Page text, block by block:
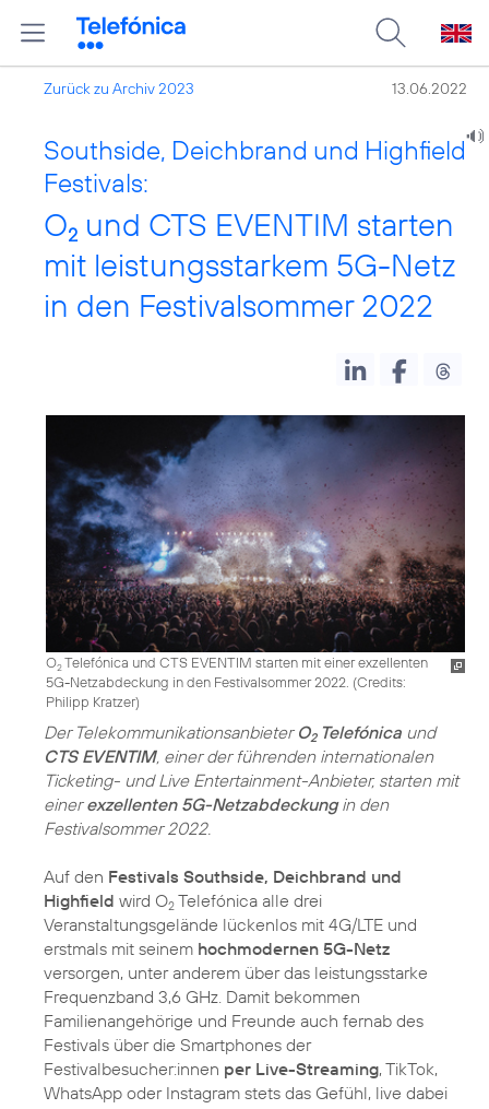
Zurück zu Archiv 2023 13.06.2022
Southside, Deichbrand und Highfield
Festivals:
O2 und CTS EVENTIM starten
mit leistungsstarkem 5G-Netz
in den Festivalsommer 2022
O2Telefónica und CTS EVENTIM starten mit einer exzellenten
5G-Netzabdeckung in den Festivalsommer 2022. (Credits:
Philipp Kratzer)
Der Telekommunikationsanbieter O2Telefónica und
CTS EVENTIM, einer der führenden internationalen
Ticketing- und Live Entertainment-Anbieter, starten mit
einerexzellenten 5G-Netzabdeckungin den
Festivalsommer 2022.
Auf den Festivals Southside, Deichbrand und
Highfield wird O2 Telefónica alle drei
Veranstaltungsgelände lückenlos mit 4G/LTE und
erstmals mit seinem hochmodernen 5G-Netz
versorgen, unter anderem über das leistungsstarke
Frequenzband 3,6 GHz. Damit bekommen
Familienangehörige und Freunde auch fernab des
Festivals über die Smartphones der
Festivalbesucher:innen per Live-Streaming, TikTok,
WhatsApp oder Instagram stets das Gefühl, live dabei